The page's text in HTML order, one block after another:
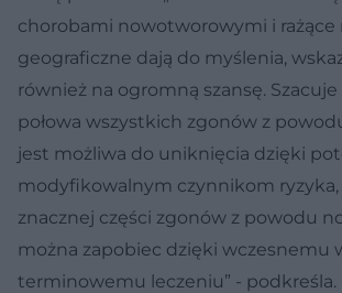
chorobami nowotworowymi i rażące
geograficzne dają do myślenia,
również na ogromną szansę. Szacuje
połowa wszystkich zgonów z
jest możliwa do uniknięcia dzięki
modyfikowalnym czynnikom
znacznej części zgonów z powodu
można zapobiec dzięki wczesnemu
terminowemu leczeniu” - podkreśla.